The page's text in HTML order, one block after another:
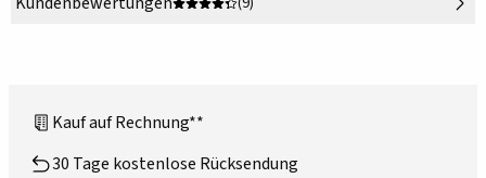
Kauf auf Rechnung**
30 Tage kostenlose Rücksendung